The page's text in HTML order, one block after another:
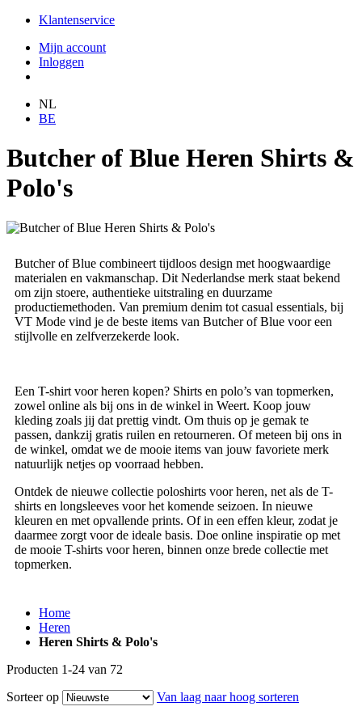
Klantenservice
Mijn account
Inloggen
NL
BE
Butcher of Blue Heren Shirts &
Polo's
Butcher of Blue combineert tijdloos design met hoogwaardige
materialen en vakmanschap. Dit Nederlandse merk staat bekend
om zijn stoere, authentieke uitstraling en duurzame
productiemethoden. Van premium denim tot casual essentials, bij
VT Mode vind je de beste items van Butcher of Blue voor een
stijlvolle en zelfverzekerde look.
Een T-shirt voor heren kopen? Shirts en polo’s van topmerken,
zowel online als bij ons in de winkel in Weert. Koop jouw
kleding zoals jij dat prettig vindt. Om thuis op je gemak te
passen, dankzij gratis ruilen en retourneren. Of meteen bij ons in
de winkel, omdat we de mooie items van jouw favoriete merk
natuurlijk netjes op voorraad hebben.
Ontdek de nieuwe collectie poloshirts voor heren, net als de T-
shirts en longsleeves voor het komende seizoen. In nieuwe
kleuren en met opvallende prints. Of in een effen kleur, zodat je
daarmee zorgt voor de ideale basis. Doe online inspiratie op met
de mooie T-shirts voor heren, binnen onze brede collectie met
topmerken.
Home
Heren
Heren Shirts & Polo's
Producten 1-24 van 72
Sorteer op
Van laag naar hoog sorteren